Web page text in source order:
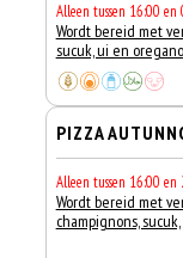
Alleen tussen 16:00 en
Wordt bereid met
sucuk, ui en oregano
PIZZA
Alleen tussen 16:00 en
Wordt bereid met
champignons,